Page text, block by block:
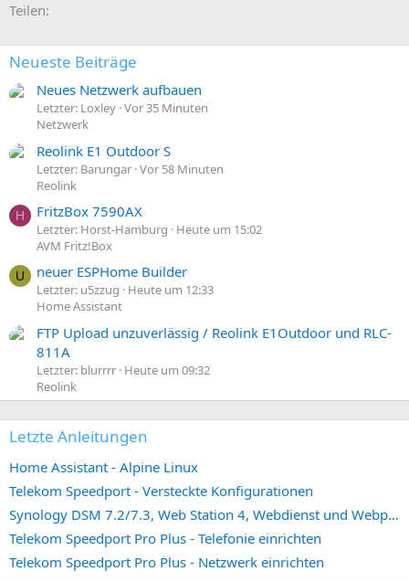
n
:
Teilen:
Neueste Beiträge
Neues Netzwerk aufbauen
Letzter: Loxley Vor 35 Minuten
Netzwerk
Reolink E1 Outdoor S
Letzter: Barungar Vor 58 Minuten
Reolink
H FritzBox 7590AX
Letzter: Horst-Hamburg
Heute um 15:02
AVM Fritz!Box
U neuer ESPHome Builder
Letzter: u5zzug
Heute um 12:33
Home Assistant
FTP Upload unzuverlässig / Reolink E1Outdoor und RLC-
811A
Letzter: blurrrr Heute um 09:32
Reolink
Letzte Anleitungen
Home Assistant - Alpine Linux
Telekom Speedport - Versteckte Konfigurationen
Synology DSM 7.2/7.3, Web Station 4, Webdienst und Webportal erstellen (ehemals vHost)
Telekom Speedport Pro Plus - Telefonie einrichten
Telekom Speedport Pro Plus - Netzwerk einrichten